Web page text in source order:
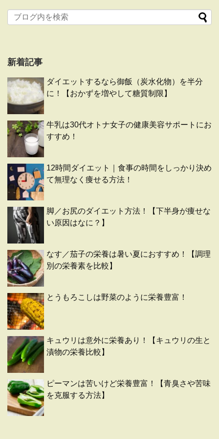
新着記事
ダイエットするなら御飯（炭水化物）を半分
に！【おかずを増やして糖質制限】
牛乳は30代オトナ女子の健康美容サポートにお
すすめ！
12時間ダイエット｜食事の時間をしっかり決め
て無理なく痩せる方法！
脚／お尻のダイエット方法！【下半身が痩せな
い原因はなに？】
なす／茄子の栄養は暑い夏におすすめ！【調理
別の栄養素を比較】
とうもろこしは野菜のように栄養豊富！
キュウリは意外に栄養あり！【キュウリの生と
漬物の栄養比較】
ピーマンは苦いけど栄養豊富！【青臭さや苦味
を克服する方法】